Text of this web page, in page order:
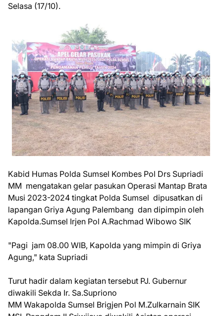
Selasa (17/10).
Kabid Humas Polda Sumsel Kombes Pol Drs Supriadi
MM mengatakan gelar pasukan Operasi Mantap Brata
Musi 2023-2024 tingkat Polda Sumsel dipusatkan di
lapangan Griya Agung Palembang dan dipimpin oleh
Kapolda.Sumsel Irjen Pol A.Rachmad Wibowo SIK
"Pagi jam 08.00 WIB, Kapolda yang mimpin di Griya
Agung," kata Supriadi
Turut hadir dalam kegiatan tersebut PJ. Gubernur
diwakili Sekda Ir. Sa.Supriono
MM Wakapolda Sumsel Brigjen Pol M.Zulkarnain SIK